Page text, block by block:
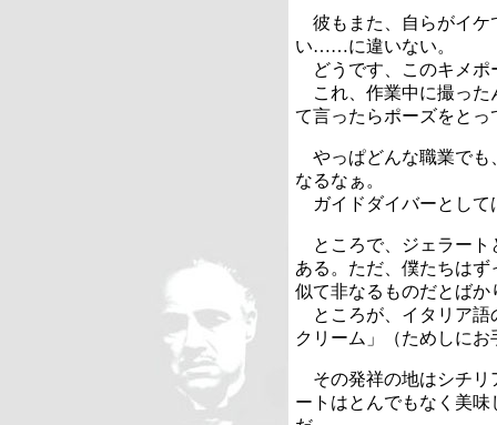
彼もまた、自らがイケ
い……に違いない。
どうです、このキメポ
これ、作業中に撮った
て言ったらポーズをとっ
やっぱどんな職業でも
なるなぁ。
ガイドダイバーとして
ところで、ジェラート
ある。ただ、僕たちは
似て非なるものだとばか
ところが、イタリア語
クリーム」（ためしに
その発祥の地はシチリ
ートはとんでもなく美